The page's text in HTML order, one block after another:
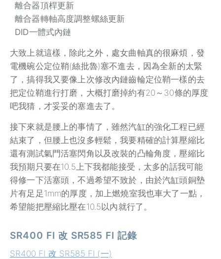
離合器頂桿更新
離合器轉軸高度調整螺絲更新
DID一體式內鏈
大致上就這樣，除此之外，處女曲軸真的很麻煩，發
電機碗公定位鞘(絲批魯)塞不進去，因為全新的太緊
了，搞得我又要像上次修改內鏈齒輪定位鞘一樣的去
把定位鞘進行打磨，大概打磨掉約有20～30條的厚度
吧我猜，才妥妥的塞進去了。
接下來就是腰上的事情了，雖然汽缸的強化工程已經
結束了，但腰上也沒多輕鬆，我要精確的計算壓縮比
還有測試氣門活塞閃角以及改裝的凸輪角度，壓縮比
我預期只要在10.5上下我都能接受，太多的話我可能
得修一下活塞頭，不過希望不致於，由於汽缸頭銅墊
片有足足1mm的厚度，加上燃燒室我也車大了一點，
希望能把壓縮比壓在10.5以內就行了。
SR400 FI 改 SR585 FI 記錄
SR400 FI 改 SR585 FI (一)